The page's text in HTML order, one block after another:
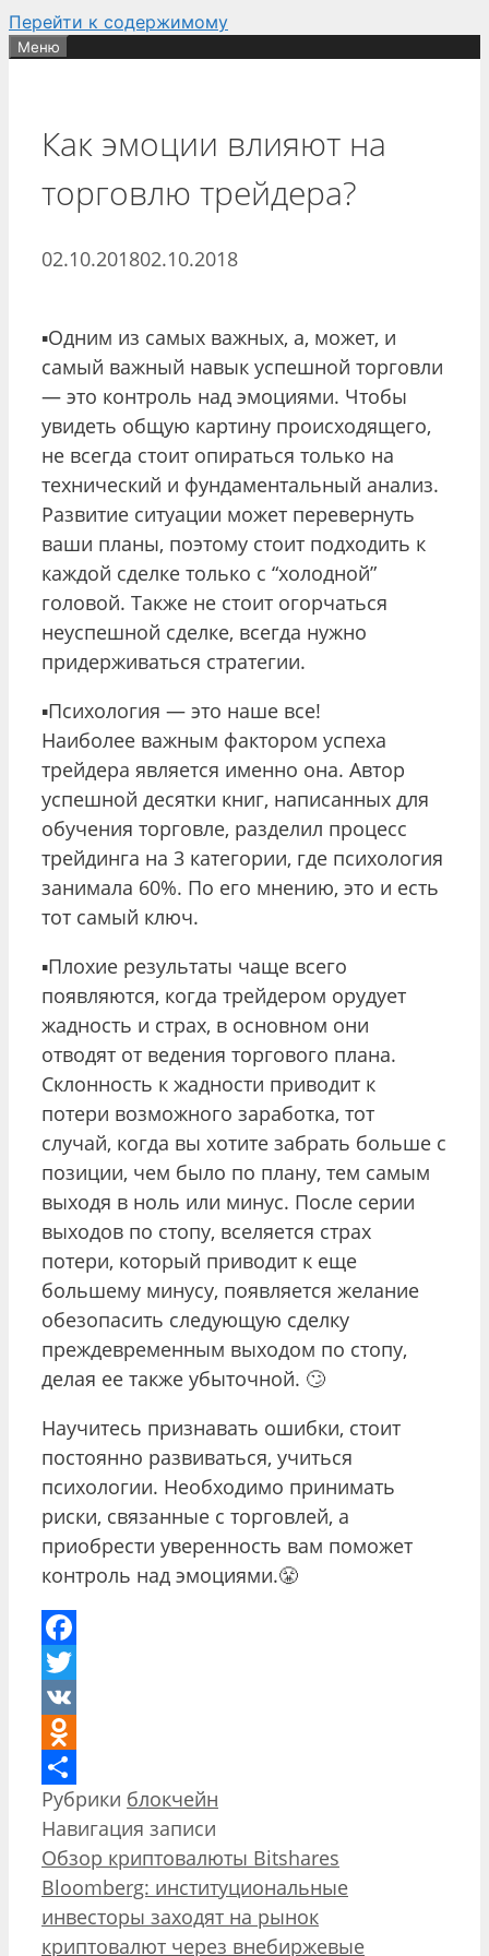
Перейти к содержимому
Меню
Как эмоции влияют на
торговлю трейдера?
02.10.201802.10.2018
▪️Одним из самых важных, а, может, и
самый важный навык успешной торговли
— это контроль над эмоциями. Чтобы
увидеть общую картину происходящего,
не всегда стоит опираться только на
технический и фундаментальный анализ.
Развитие ситуации может перевернуть
ваши планы, поэтому стоит подходить к
каждой сделке только с “холодной”
головой. Также не стоит огорчаться
неуспешной сделке, всегда нужно
придерживаться стратегии.
▪️Психология — это наше все!
Наиболее важным фактором успеха
трейдера является именно она. Автор
успешной десятки книг, написанных для
обучения торговле, разделил процесс
трейдинга на 3 категории, где психология
занимала 60%. По его мнению, это и есть
тот самый ключ.
▪️Плохие результаты чаще всего
появляются, когда трейдером орудует
жадность и страх, в основном они
отводят от ведения торгового плана.
Склонность к жадности приводит к
потери возможного заработка, тот
случай, когда вы хотите забрать больше с
позиции, чем было по плану, тем самым
выходя в ноль или минус. После серии
выходов по стопу, вселяется страх
потери, который приводит к еще
большему минусу, появляется желание
обезопасить следующую сделку
преждевременным выходом по стопу,
делая ее также убыточной. 🙄
Научитесь признавать ошибки, стоит
постоянно развиваться, учиться
психологии. Необходимо принимать
риски, связанные с торговлей, а
приобрести уверенность вам поможет
контроль над эмоциями.😤
Facebook
Twitter
VK
Odnoklassniki
Отправить
Рубрики блокчейн
Навигация записи
Обзор криптовалюты Bitshares
Bloomberg: институциональные
инвесторы заходят на рынок
криптовалют через внебиржевые